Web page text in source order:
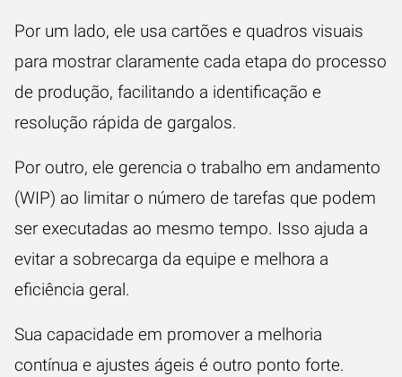
Por um lado, ele usa cartões e quadros visuais
para mostrar claramente cada etapa do processo
de produção, facilitando a identificação e
resolução rápida de gargalos.
Por outro, ele gerencia o trabalho em andamento
(WIP) ao limitar o número de tarefas que podem
ser executadas ao mesmo tempo. Isso ajuda a
evitar a sobrecarga da equipe e melhora a
eficiência geral.
Sua capacidade em promover a melhoria
contínua e ajustes ágeis é outro ponto forte.